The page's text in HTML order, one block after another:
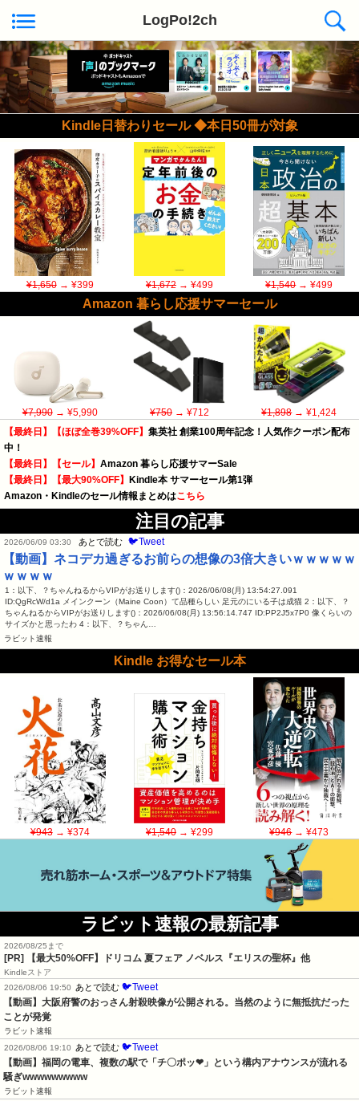
LogPo!2ch
Kindle日替わりセール ◆本日50冊が対象
¥1,650→ ¥399 ¥1,672→ ¥499 ¥1,540→ ¥499
Amazon 暮らし応援サマーセール
¥7,990→ ¥5,990 ¥750→ ¥712 ¥1,898→ ¥1,424
【最終日】【ほぼ全巻39%OFF】 集英社 創業100周年記念！人気作クーポン配布
中！
【最終日】【セール】 Amazon 暮らし応援サマーSale
【最終日】【最大90%OFF】
Kindle本 サマーセール第1弾
Amazon・Kindleのセール情報まとめはこちら
注目の記事
2026/06/09 03:30 あとで読む 🐦Tweet
【動画】ネコデカ過ぎるお前らの想像の3倍大きいｗｗｗｗｗ
ｗｗｗｗ
1：以下、？ちゃんねるからVIPがお送りします()：2026/06/08(月) 13:54:27.091
ID:QgRcW/d1a メインクーン（Maine Coon）て品種らしい 足元のにいる子は成猫 2：以下、？
ちゃんねるからVIPがお送りします()：2026/06/08(月) 13:56:14.747 ID:PP2J5x7P0 像くらいの
サイズかと思ったわ 4：以下、？ちゃん…
ラビット速報
Kindle お得なセール本
¥943→ ¥374 ¥1,540→ ¥299 ¥946→ ¥473
ラビット速報の最新記事
2026/08/25まで
[PR] 【最大50%OFF】ドリコム 夏フェア ノベルス『エリスの聖杯』他
Kindleストア
2026/08/06 19:50 あとで読む 🐦Tweet
【動画】大阪府警のおっさん射殺映像が公開される。当然のように無抵抗だった
ことが発覚
ラビット速報
2026/08/06 19:10 あとで読む 🐦Tweet
【動画】福岡の電車、複数の駅で「チ〇ポッ❤」という構内アナウンスが流れる
騒ぎwwwwwwwww
ラビット速報